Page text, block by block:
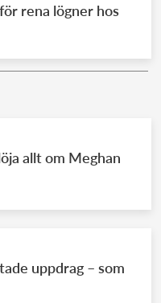
rena lögner hos
allt om Meghan
uppdrag – som